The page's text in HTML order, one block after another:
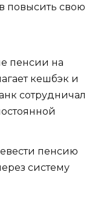
повысить свою
пенсии на
кешбэк и
сотрудничал
пенсию
систему